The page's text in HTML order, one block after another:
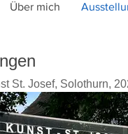
Über mich
St. Josef, Solothurn,